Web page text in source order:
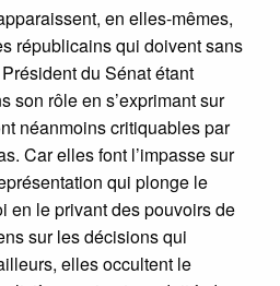
en elles-mêmes,
républicains qui doivent sans
du Sénat étant
son rôle en s’exprimant sur
néanmoins critiquables par
Car elles font l’impasse sur
qui plonge le
en le privant des pouvoirs de
sur les décisions qui
elles occultent le